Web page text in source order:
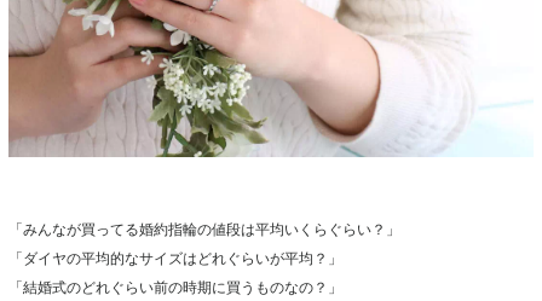
「みんなが買ってる婚約指輪の値段は平均いくらぐらい？」
「ダイヤの平均的なサイズはどれぐらいが平均？」
「結婚式のどれぐらい前の時期に買うものなの？」